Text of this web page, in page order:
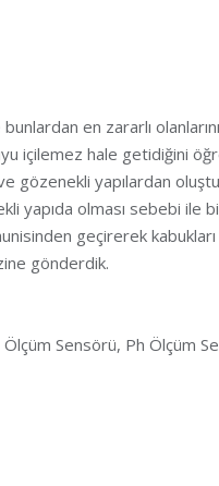
en zararlı
içilemez hale getidiğini
yapılardan
yapıda olması sebebi ile
geçirerek
gönderdik.
Sensörü, Ph Ölçüm